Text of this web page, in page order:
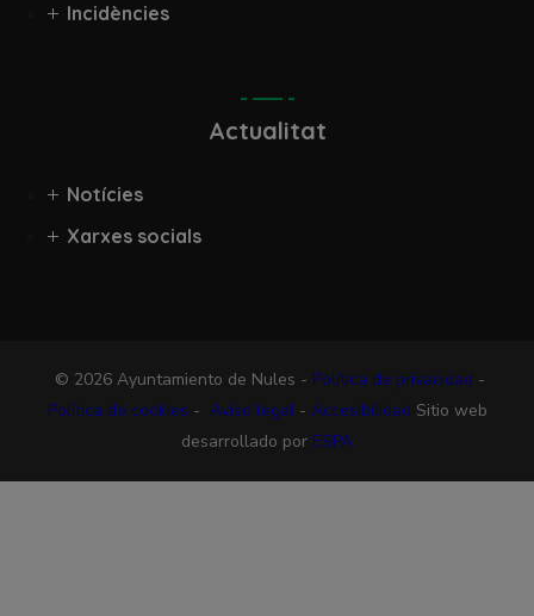
Incidències
Actualitat
Notícies
Xarxes socials
© 2026 Ayuntamiento de Nules - Política de privacidad -
Política de cookies - Aviso legal- Accesibilidad Sitio web
desarrollado por ESPA